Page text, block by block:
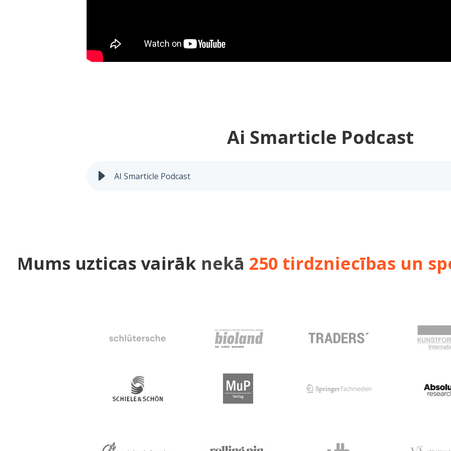
Ai Smarticle Podcast
AI Smarticle Podcast
Mums uzticas vairāk nekā 250 tirdzniecības un